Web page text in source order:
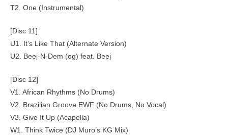
T2. One (Instrumental)
[Disc 11]
U1. It’s Like That (Alternate Version)
U2. Beej-N-Dem (og) feat. Beej
[Disc 12]
V1. African Rhythms (No Drums)
V2. Brazilian Groove EWF (No Drums, No Vocal)
V3. Give It Up (Acapella)
W1. Think Twice (DJ Muro’s KG Mix)